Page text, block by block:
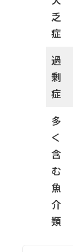
乏
症
過
剰
症
多
く
含
む
魚
介
類